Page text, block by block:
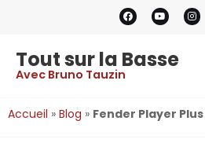
Tout sur la Basse
Avec Bruno Tauzin
Accueil » Blog » Fender Player